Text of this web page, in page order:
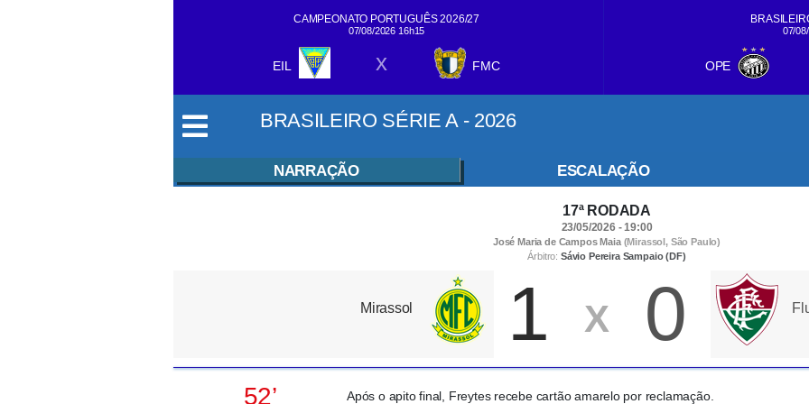
CAMPEONATO PORTUGUÊS 2026/27
07/08/2026 16h15
EIL x FMC
07/
OPE
BRASILEIRO SÉRIE A - 2026
NARRAÇÃO ESCALAÇÃO
17ª RODADA
23/05/2026 - 19:00
José Maria de Campos Maia (Mirassol, São Paulo)
Árbitro: Sávio Pereira Sampaio (DF)
Mirassol 1 X 0
52’ Após o apito final, Freytes recebe cartão amarelo por reclamação.